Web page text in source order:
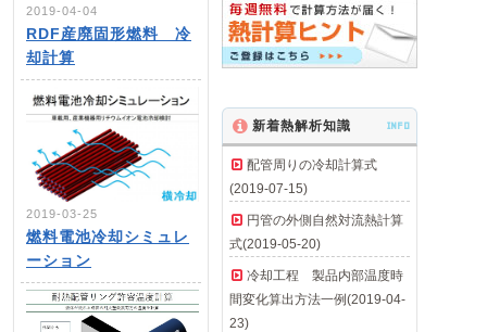
2019-04-04
RDF産廃固形燃料 冷
却計算
2019-03-25
燃料電池冷却シミュレ
ーション
新着熱解析知識 INFO
配管周りの冷却計算式
(2019-07-15)
円管の外側自然対流熱計算
式(2019-05-20)
冷却工程 製品内部温度時
間変化算出方法一例(2019-04-
23)